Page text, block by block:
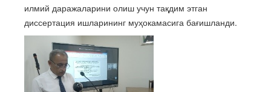
илмий даражаларини олиш учун тақдим этган
диссертация ишларининг муҳокамасига бағишланди.